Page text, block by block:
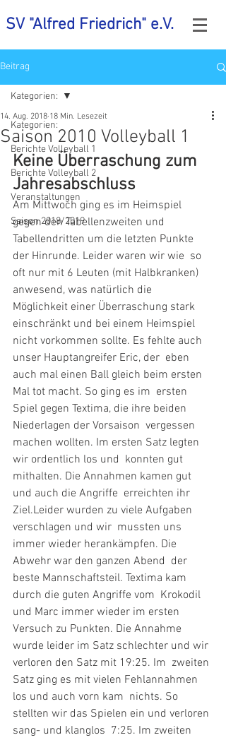
SV "Alfred Friedrich" e.V.
Beitrag
Kategorien:
Berichte Volleyball 1
Berichte Volleyball 2
Veranstaltungen
Saison 2018/2019
Kategorien:
Saison 2010 Volleyball 1
14. Aug. 2018 18 Min. Lesezeit
Keine Überraschung zum
Jahresabschluss
Am Mittwoch ging es im Heimspiel
gegen den Tabellenzweiten und
Tabellendritten um die letzten Punkte
der Hinrunde. Leider waren wir wie  so
oft nur mit 6 Leuten (mit Halbkranken)
anwesend, was natürlich die
Möglichkeit einer Überraschung stark
einschränkt und bei einem Heimspiel
nicht vorkommen sollte. Es fehlte auch
unser Hauptangreifer Eric, der  eben
auch mal einen Ball gleich beim ersten
Mal tot macht. So ging es im  ersten
Spiel gegen Textima, die ihre beiden
Niederlagen der Vorsaison  vergessen
machen wollten. Im ersten Satz legten
wir ordentlich los und  konnten gut
mithalten. Die Annahmen kamen gut
und auch die Angriffe  erreichten ihr
Ziel.Leider wurden zu viele Aufgaben
verschlagen und wir  mussten uns
immer wieder herankämpfen. Die
Abwehr war den ganzen Abend  der
beste Mannschaftsteil. Textima kam
durch die guten Angriffe vom  Krokodil
und Marc immer wieder im ersten
Versuch zu Punkten. Die Annahme
wurde leider im Satz schlechter und wir
verloren den Satz mit 19:25. Im  zweiten
Satz ging es mit vielen Fehlannahmen
los und auch vorn kam  nichts. So
stellten wir das Spielen ein und verloren
sang- und klanglos  7:25. Im zweiten